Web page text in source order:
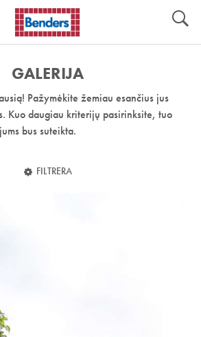
GALERIJA
Pažymėkite žemiau esančius jus
Kuo daugiau kriterijų pasirinksite, tuo
bus suteikta.
FILTRERA